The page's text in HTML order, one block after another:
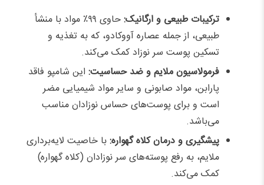
ترکیبات طبیعی و ارگانیک:
حاوی ۹۹٪ مواد با منشأ
طبیعی، از جمله عصاره آووکادو، که به تغذیه و
تسکین پوست سر نوزاد کمک می‌کند.
فرمولاسیون ملایم و ضد حساسیت:این شامپو فاقد
پارابن، مواد صابونی و سایر مواد شیمیایی مضر
است و برای پوست‌های حساس نوزادان مناسب
می‌باشد.
پیشگیری و درمان کلاه گهواره:با خاصیت لایه‌برداری
ملایم، به رفع پوسته‌های سر نوزادان (کلاه گهواره)
کمک می‌کند.